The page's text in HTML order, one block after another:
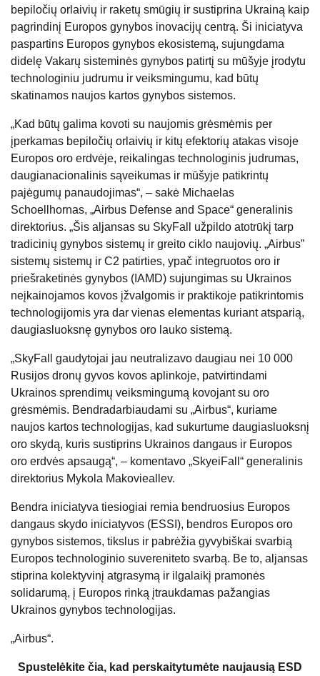
bepiločių orlaivių ir raketų smūgių ir sustiprina Ukrainą kaip
pagrindinį Europos gynybos inovacijų centrą. Ši iniciatyva
paspartins Europos gynybos ekosistemą, sujungdama
didelę Vakarų sisteminės gynybos patirtį su mūšyje įrodytu
technologiniu judrumu ir veiksmingumu, kad būtų
skatinamos naujos kartos gynybos sistemos.
„Kad būtų galima kovoti su naujomis grėsmėmis per
įperkamas bepiločių orlaivių ir kitų efektorių atakas visoje
Europos oro erdvėje, reikalingas technologinis judrumas,
daugianacionalinis sąveikumas ir mūšyje patikrintų
pajėgumų panaudojimas“, – sakė Michaelas
Schoellhornas, „Airbus Defense and Space“ generalinis
direktorius. „Šis aljansas su SkyFall užpildo atotrūkį tarp
tradicinių gynybos sistemų ir greito ciklo naujovių. „Airbus”
sistemų sistemų ir C2 patirties, ypač integruotos oro ir
priešraketinės gynybos (IAMD) sujungimas su Ukrainos
neįkainojamos kovos įžvalgomis ir praktikoje patikrintomis
technologijomis yra dar vienas elementas kuriant atsparią,
daugiasluoksnę gynybos oro lauko sistemą.
„SkyFall gaudytojai jau neutralizavo daugiau nei 10 000
Rusijos dronų gyvos kovos aplinkoje, patvirtindami
Ukrainos sprendimų veiksmingumą kovojant su oro
grėsmėmis. Bendradarbiaudami su „Airbus“, kuriame
naujos kartos technologijas, kad sukurtume daugiasluoksnį
oro skydą, kuris sustiprins Ukrainos dangaus ir Europos
oro erdvės apsaugą“, – komentavo „SkyeiFall“ generalinis
direktorius Mykola Makovieallev.
Bendra iniciatyva tiesiogiai remia bendruosius Europos
dangaus skydo iniciatyvos (ESSI), bendros Europos oro
gynybos sistemos, tikslus ir pabrėžia gyvybiškai svarbią
Europos technologinio suvereniteto svarbą. Be to, aljansas
stiprina kolektyvinį atgrasymą ir ilgalaikį pramonės
solidarumą, į Europos rinką įtraukdamas pažangias
Ukrainos gynybos technologijas.
„Airbus“.
Spustelėkite čia, kad perskaitytumėte naujausią ESD